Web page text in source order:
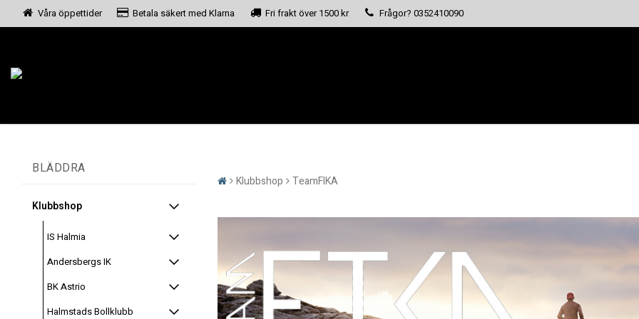
Våra öppettider Betala säkert med Klarna Fri frakt över 1500 kr Frågor? 0352410090
BLÄDDRA
Klubbshop
IS Halmia
Andersbergs IK
BK Astrio
Halmstads Bollklubb
Klubbshop TeamFIKA